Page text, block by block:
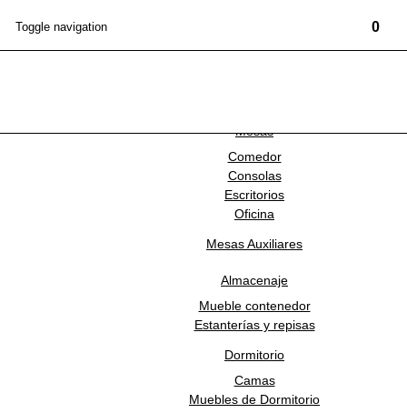
0
Toggle navigation
Mesas
Comedor
Consolas
Escritorios
Oficina
Mesas Auxiliares
Almacenaje
Mueble contenedor
Estanterías y repisas
Dormitorio
Camas
Muebles de Dormitorio
TRES TINTAS BARCELONA
Mural Aniline Visión Rojo
NEWSLETTER